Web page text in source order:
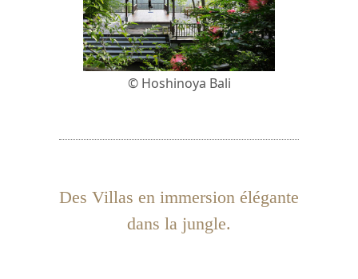
© Hoshinoya Bali
Des Villas en immersion élégante
dans la jungle.